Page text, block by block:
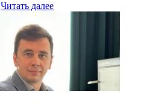
Читать далее